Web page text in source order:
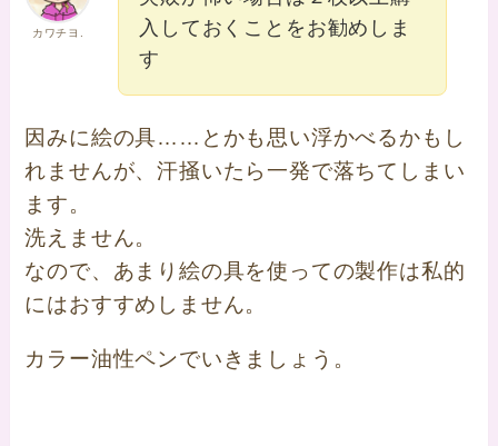
カワチヨ.
入しておくことをお勧めしま
す
因みに絵の具……とかも思い浮かべるかもし
れませんが、汗掻いたら一発で落ちてしまい
ます。
洗えません。
なので、あまり絵の具を使っての製作は私的
にはおすすめしません。
カラー油性ペンでいきましょう。